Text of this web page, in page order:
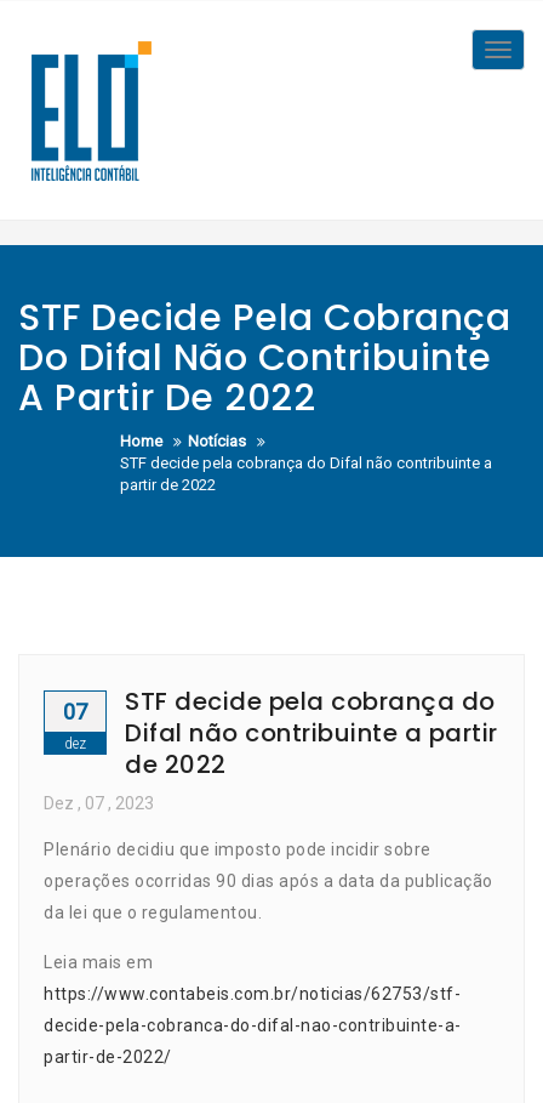
content
STF Decide Pela Cobrança
Do Difal Não Contribuinte
A Partir De 2022
Home
Notícias
STF decide pela cobrança do Difal não contribuinte a
partir de 2022
07
dez
STF decide pela cobrança do
Difal não contribuinte a partir
de 2022
Dez , 07 , 2023
Plenário decidiu que imposto pode incidir sobre
operações ocorridas 90 dias após a data da publicação
da lei que o regulamentou.
Leia mais em
https://www.contabeis.com.br/noticias/62753/stf-
decide-pela-cobranca-do-difal-nao-contribuinte-a-
partir-de-2022/